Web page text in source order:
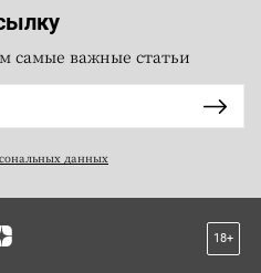
самые важные статьи
данных
18+